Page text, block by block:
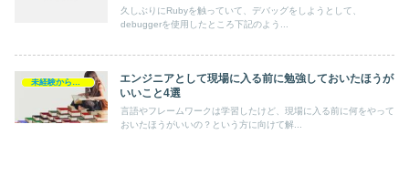
久しぶりにRubyを触っていて、デバッグをしようとして、
debuggerを使用したところ下記のよう...
未経験からエンジニア
エンジニアとして現場に入る前に勉強しておいたほうが
いいこと4選
言語やフレームワークは学習したけど、現場に入る前に何をやって
おいたほうがいいの？という方に向けて解...